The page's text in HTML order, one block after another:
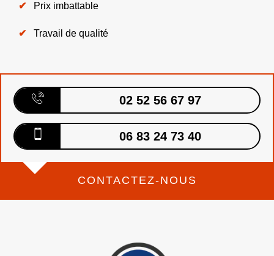
Prix imbattable
Travail de qualité
02 52 56 67 97
06 83 24 73 40
CONTACTEZ-NOUS